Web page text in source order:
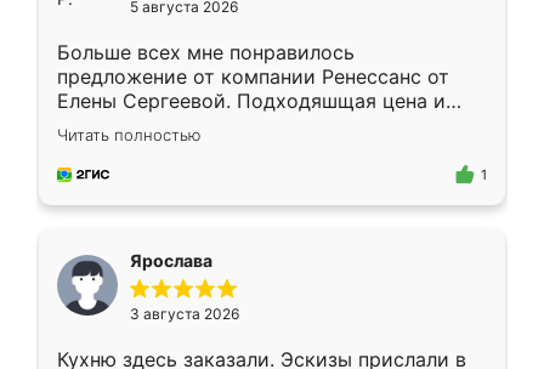
5 августа 2026
Больше всех мне понравилось
предложение от компании Ренессанс от
Елены Сергеевой. Подходяшщая цена и
короткие сроки изготовления. Приехавший
для замера сотрудник Владислав
предложил по моему эскизу самый
Читать полностью
1
Ярослава
3 августа 2026
Кухню здесь заказали. Эскизы прислали в